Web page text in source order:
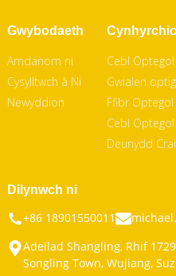
Gwybodaeth
Amdanom ni
Cysylltwch â Ni
Newyddion
Cebl
Gwialen
Ffibr Optegol
Cebl Optegol
Deunydd Crai
Dilynwch ni
+86 18901550011
Adeilad Shangling, Rhif
Songling Town, Wujiang,